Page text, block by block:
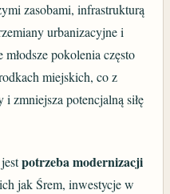
zasobami, infrastrukturą
urbanizacyjne i
pokolenia często
miejskich, co z
zmniejsza potencjalną siłę
jestpotrzeba modernizacji
jak Śrem, inwestycje w